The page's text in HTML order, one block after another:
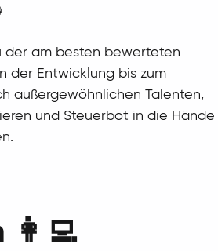
der am besten bewerteten
der Entwicklung bis zum
außergewöhnlichen Talenten,
und Steuerbot in die Hände
👩‍💻